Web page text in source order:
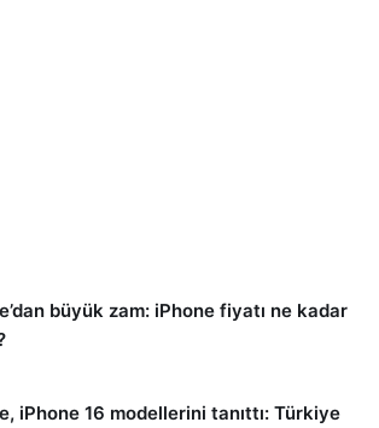
büyük zam: iPhone fiyatı ne kadar
iPhone 16 modellerini tanıttı: Türkiye